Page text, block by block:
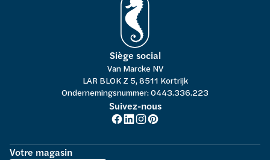
Siège social
Van Marcke NV
LAR BLOK Z 5, 8511 Kortrijk
Ondernemingsnummer: 0443.336.223
Suivez-nous
Votre magasin